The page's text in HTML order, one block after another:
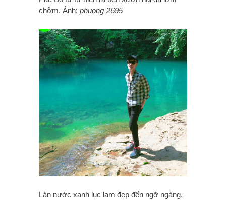
chởm. Ảnh: phuong-2695
Làn nước xanh lục lam đẹp đến ngỡ ngàng,